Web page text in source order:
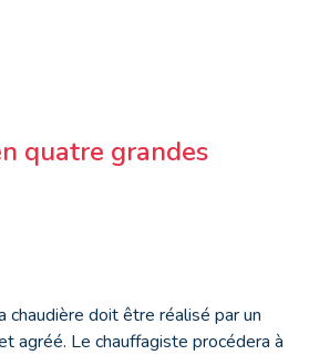
quatre grandes
chaudière doit être réalisé par un
agréé. Le chauffagiste procédera à